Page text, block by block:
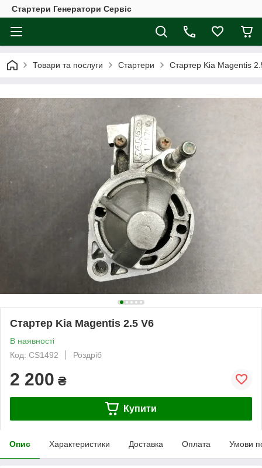
Стартери Генератори Сервіс
Товари та послуги Стартери Стартер Kia Magentis
Стартер Kia Magentis 2.5 V6
В наявності
Код: CS1492
Роздріб
2 200 ₴
Купити
Опис Характеристики Доставка Оплата Умови